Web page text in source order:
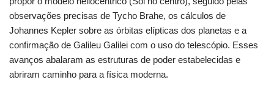
observações precisas de Tycho Brahe, os cálculos de
Johannes Kepler sobre as órbitas elípticas dos planetas e a
confirmação de Galileu Galilei com o uso do telescópio. Esses
avanços abalaram as estruturas de poder estabelecidas e
abriram caminho para a física moderna.